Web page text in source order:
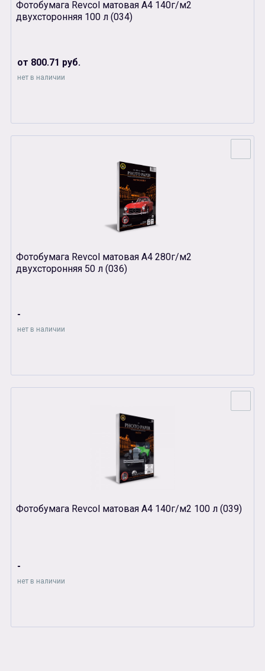
Фотобумага Revcol матовая А4 140г/м2
двухсторонняя 100 л (034)
от 800.71 руб.
нет в наличии
Фотобумага Revcol матовая А4 280г/м2
двухсторонняя 50 л (036)
-
нет в наличии
Фотобумага Revcol матовая А4 140г/м2 100 л (039)
-
нет в наличии